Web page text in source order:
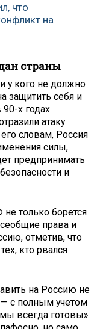
что
на
страны
у кого не должно
защитить себя и
х годах
атаку
словам, Россия
силы,
предпринимать
и
не только борется
права и
отметив, что
кто рвался
на Россию не
— с полным учетом
всегда готовы».